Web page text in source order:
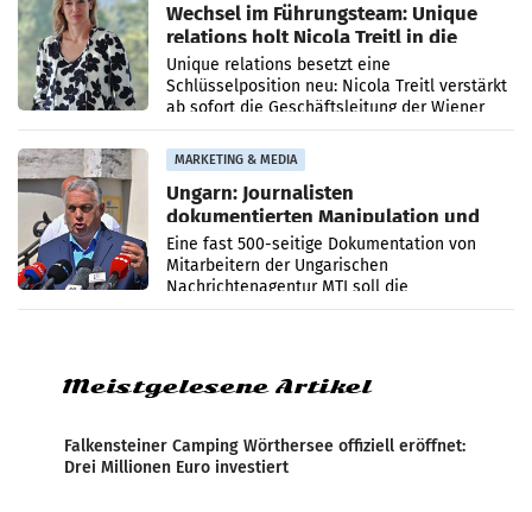
Wechsel im Führungsteam: Unique
relations holt Nicola Treitl in die
Geschäftsleitung
Unique relations besetzt eine
Schlüsselposition neu: Nicola Treitl verstärkt
ab sofort die Geschäftsleitung der Wiener
PR-Agentur an der Seite von Josef Kalina und
Anna Kalina-Mahr.
MARKETING & MEDIA
Ungarn: Journalisten
dokumentierten Manipulation und
Zensur
Eine fast 500-seitige Dokumentation von
Mitarbeitern der Ungarischen
Nachrichtenagentur MTI soll die
systematische Nachrichten-Manipulation und
Meistgelesene Artikel
Falkensteiner Camping Wörthersee offiziell eröffnet:
Drei Millionen Euro investiert